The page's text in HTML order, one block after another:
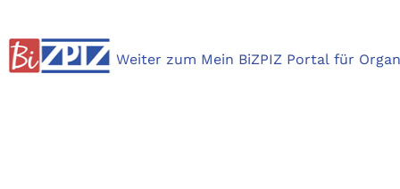
Weiter zum Mein BiZPIZ Portal für